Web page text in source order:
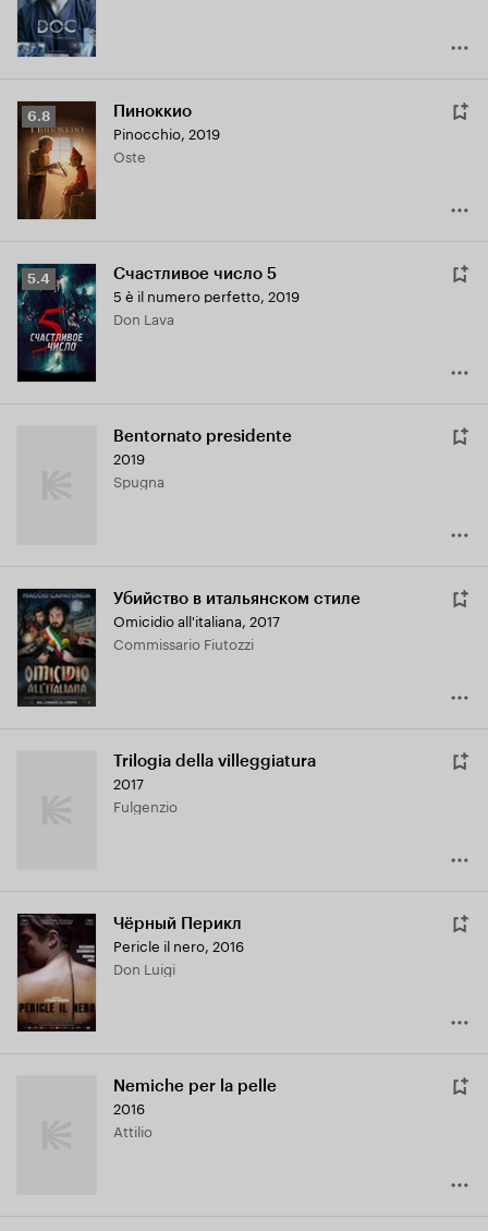
Рейтинг
Кинопоиска
6.8
6.8 Пиноккио
Pinocchio, 2019
Oste
Рейтинг
Кинопоиска
5.4
5.4 Счастливое число 5
5 è il numero perfetto, 2019
Don Lava
Bentornato presidente
2019
Spugna
Убийство в итальянском стиле
Omicidio all'italiana, 2017
Commissario Fiutozzi
Trilogia della villeggiatura
2017
Fulgenzio
Чёрный Перикл
Pericle il nero, 2016
Don Luigi
Nemiche per la pelle
2016
Attilio